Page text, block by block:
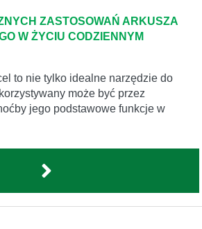
ZASTOSOWAŃ ARKUSZA
W ŻYCIU CODZIENNYM
to nie tylko idealne narzędzie do
może być przez
jego podstawowe funkcje w